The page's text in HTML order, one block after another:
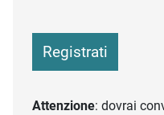
Registrati
Attenzione: dovrai